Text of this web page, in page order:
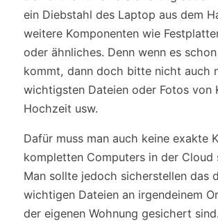
ein Diebstahl des Laptop aus dem
weitere Komponenten wie
oder ähnliches. Denn wenn es
kommt, dann doch bitte nicht auch
wichtigsten Dateien oder Fotos von
Hochzeit usw.
Dafür muss man auch keine exakte
kompletten Computers in der Cloud
Man sollte jedoch sicherstellen das
wichtigen Dateien an irgendeinem
der eigenen Wohnung gesichert sind.